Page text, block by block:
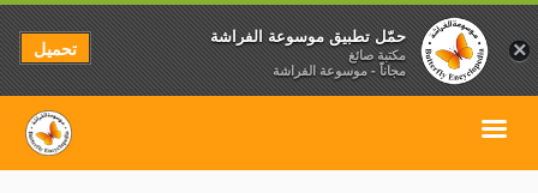
×
حمّل تطبيق موسوعة الفراشة
مكتبة صائغ
مجاناً - موسوعة الفراشة
تحميل